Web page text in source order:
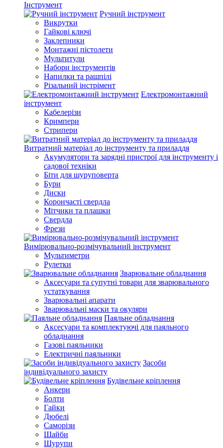
Інструмент
Ручний інструмент
Викрутки
Гайкові ключі
Заклепники
Монтажні пістолети
Мультитули
Набори інструментів
Напилки та рашпілі
Різальний інстрімент
Електромонтажний
інструмент
Кабелерізи
Кримпери
Стрипери
Витратний матеріал до інструменту та приладдя
Акумулятори та зарядні пристрої для інструменту і
садової техніки
Біти для шуруповерта
Бури
Диски
Корончасті свердла
Мітчики та плашки
Свердла
Фрези
Вимірювально-розмічувальний інструмент
Мультиметри
Рулетки
Зварювальне обладнання
Аксесуари та супутні товари для зварювального
устаткування
Зварювальні апарати
Зварювальні маски та окуляри
Паяльне обладнання
Аксесуари та комплектуючі для паяльного
обладнання
Газові паяльники
Електричні паяльники
Засоби
індивідуального захисту
Будівельне кріплення
Анкери
Болти
Гайки
Дюбелі
Саморізи
Шайби
Шурупи